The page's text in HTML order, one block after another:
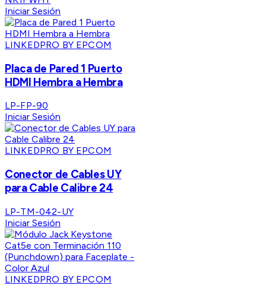
Iniciar Sesión
LINKEDPRO BY EPCOM
Placa de Pared 1 Puerto
HDMI Hembra a Hembra
LP-FP-90
Iniciar Sesión
LINKEDPRO BY EPCOM
Conector de Cables UY
para Cable Calibre 24
LP-TM-042-UY
Iniciar Sesión
LINKEDPRO BY EPCOM